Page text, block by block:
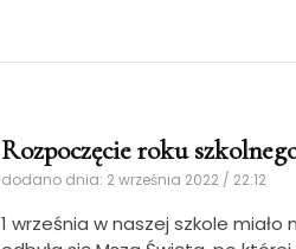
Rozpoczęcie roku
dodano dnia: 2 września 2022 / 22:12
1 września w naszej szkole